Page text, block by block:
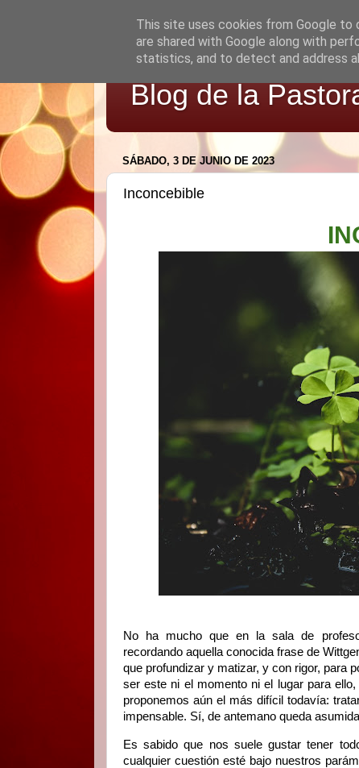
Blog de la
SÁBADO, 3 DE JUNIO DE 2023
Inconcebible
No ha mucho que en la sala de
recordando aquella conocida frase de
que profundizar y matizar, y con rigor, para
ser este ni el momento ni el lugar para
proponemos aún el más difícil todavía:
impensable. Sí, de antemano queda
Es sabido que nos suele gustar tener
cualquier cuestión esté bajo nuestros
This site uses cookies from Google to
are shared with Google along with
statistics, and to detect and address